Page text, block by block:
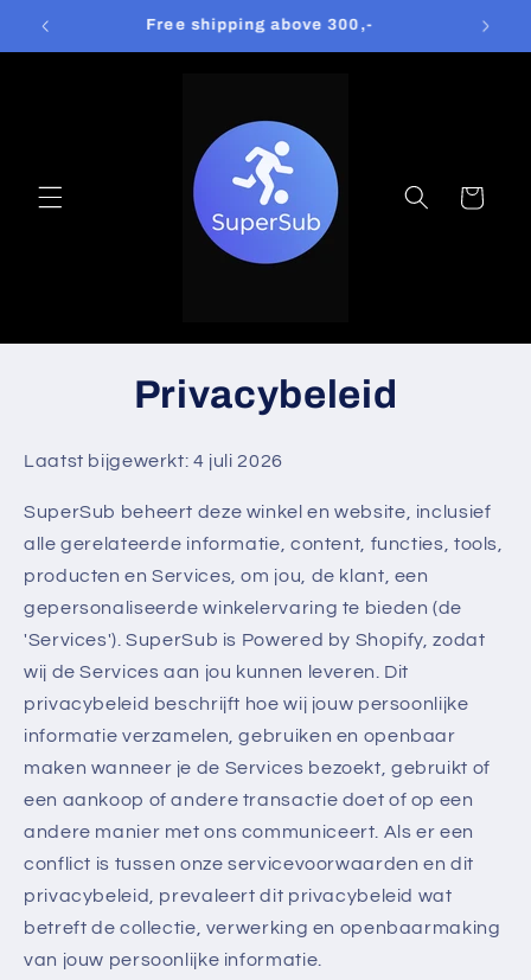
naar de
content
Global Shipping!
Winkelwagen
Privacybeleid
Laatst bijgewerkt: 4 juli 2026
SuperSub beheert deze winkel en website, inclusief
alle gerelateerde informatie, content, functies, tools,
producten en Services, om jou, de klant, een
gepersonaliseerde winkelervaring te bieden (de
'Services'). SuperSub is Powered by Shopify, zodat
wij de Services aan jou kunnen leveren. Dit
privacybeleid beschrijft hoe wij jouw persoonlijke
informatie verzamelen, gebruiken en openbaar
maken wanneer je de Services bezoekt, gebruikt of
een aankoop of andere transactie doet of op een
andere manier met ons communiceert. Als er een
conflict is tussen onze servicevoorwaarden en dit
privacybeleid, prevaleert dit privacybeleid wat
betreft de collectie, verwerking en openbaarmaking
van jouw persoonlijke informatie.